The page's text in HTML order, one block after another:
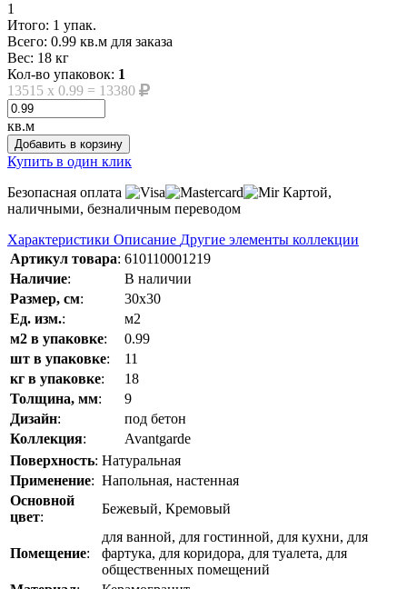
1
Итого: 1 упак.
Всего: 0.99 кв.м для заказа
Вес: 18 кг
Кол-во упаковок: 1
13515 x 0.99 = 13380
кв.м
Добавить в корзину
Купить в один клик
Безопасная оплата
Картой,
наличными, безналичным переводом
Характеристики Описание Другие элементы коллекции
Артикул товара: 610110001219
Наличие:
В наличии
Размер, см:
30x30
Ед. изм.:
м2
м2 в упаковке:
0.99
шт в упаковке:
11
кг в упаковке:
18
Толщина, мм:
9
Дизайн:
под бетон
Коллекция:
Avantgarde
Поверхность: Натуральная
Применение: Напольная, настенная
Основной
цвет:
Бежевый, Кремовый
Помещение:
для ванной, для гостинной, для кухни, для
фартука, для коридора, для туалета, для
общественных помещений